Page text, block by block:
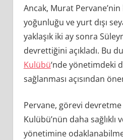
Ancak, Murat
yoğunluğu ve yurt dışı
yaklaşık iki ay sonra
devrettiğini açıkladı. Bu
Kulübü‘nde yönetimdeki
sağlanması açısından
Pervane, görevi devretme
Kulübü’nün daha sağlıklı
yönetimine